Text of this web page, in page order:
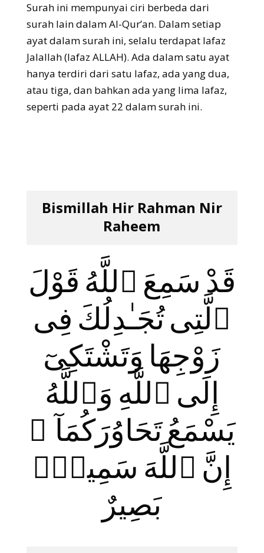
Surah ini mempunyai ciri berbeda dari
surah lain dalam Al-Qur’an. Dalam setiap
ayat dalam surah ini, selalu terdapat lafaz
Jalallah (lafaz ALLAH). Ada dalam satu ayat
hanya terdiri dari satu lafaz, ada yang dua,
atau tiga, dan bahkan ada yang lima lafaz,
seperti pada ayat 22 dalam surah ini.
Bismillah Hir Rahman Nir
Raheem
قَدْ سَمِعَ ٱللَّهُ قَوْلَ
ٱلَّتِى تُجَـٰدِلُكَ فِى
زَوْجِهَا وَتَشْتَكِىٓ
إِلَى ٱللَّهِ وَٱللَّهُ
يَسْمَعُ تَحَاوُرَكُمَآ ۚ
إِنَّ ٱللَّهَ سَمِيعٌۢ
بَصِيرٌ